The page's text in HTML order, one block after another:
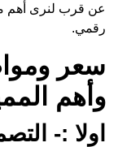
عن قرب لنرى أهم
رقمي.
سعر
وأهم
اولا :-